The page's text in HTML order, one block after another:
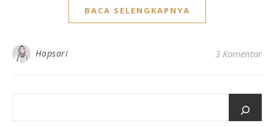
BACA SELENGKAPNYA
Hapsari 3 Komentar